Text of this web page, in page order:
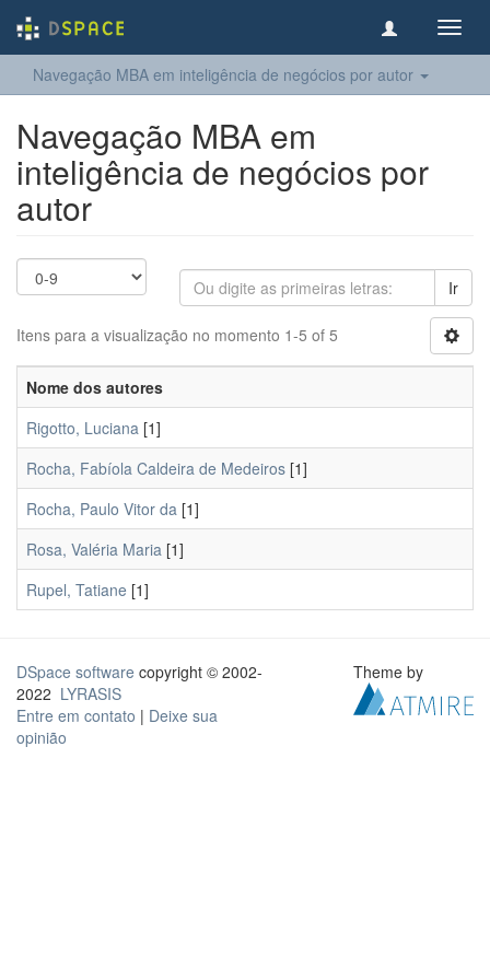
Navegação MBA em inteligência de negócios por autor
Navegação MBA em
inteligência de negócios por
autor
Ir
Itens para a visualização no momento 1-5 of 5
Nome dos autores
Rigotto, Luciana [1]
Rocha, Fabíola Caldeira de Medeiros [1]
Rocha, Paulo Vitor da [1]
Rosa, Valéria Maria [1]
Rupel, Tatiane [1]
DSpace software copyright © 2002-
2022 LYRASIS
Entre em contato | Deixe sua
opinião
Theme by